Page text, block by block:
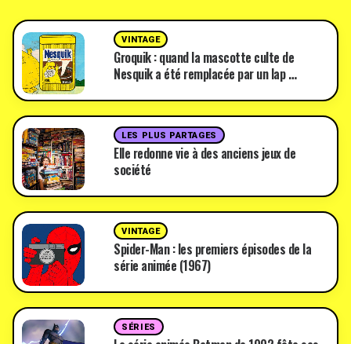
VINTAGE
Groquik : quand la mascotte culte de
Nesquik a été remplacée par un lap …
LES PLUS PARTAGES
Elle redonne vie à des anciens jeux de
société
VINTAGE
Spider-Man : les premiers épisodes de la
série animée (1967)
SÉRIES